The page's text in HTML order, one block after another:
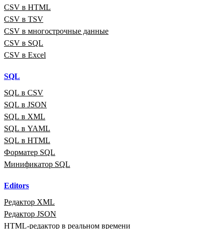
CSV в HTML
CSV в TSV
CSV в многострочные данные
CSV в SQL
CSV в Excel
SQL
SQL в CSV
SQL в JSON
SQL в XML
SQL в YAML
SQL в HTML
Форматер SQL
Минификатор SQL
Editors
Редактор XML
Редактор JSON
HTML‑редактор в реальном времени